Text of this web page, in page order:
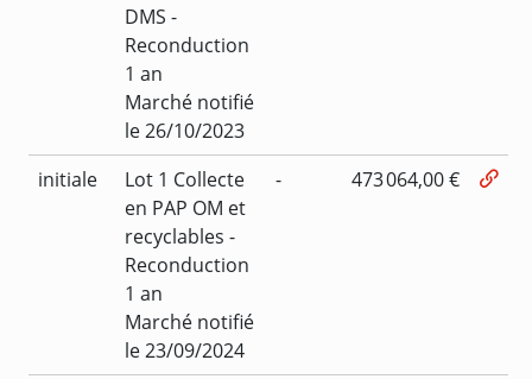
DMS -
Reconduction
1 an
Marché notifié
le 26/10/2023
initiale
Lot 1 Collecte
en PAP OM et
recyclables -
Reconduction
1 an
Marché notifié
le 23/09/2024
- 473 064,00 €